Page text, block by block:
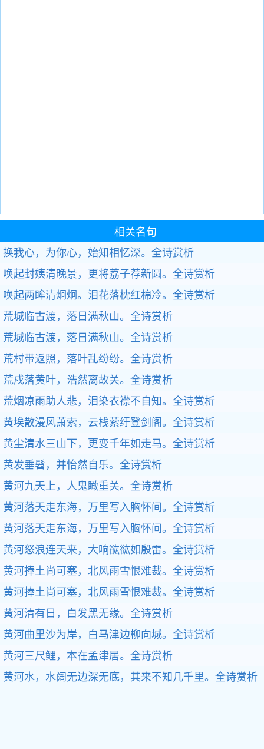
相关名句
换我心，为你心，始知相忆深。 全诗赏析
唤起封姨清晚景，更将荔子荐新圆。 全诗赏析
唤起两眸清炯炯。泪花落枕红棉冷。 全诗赏析
荒城临古渡，落日满秋山。 全诗赏析
荒城临古渡，落日满秋山。 全诗赏析
荒村带返照，落叶乱纷纷。 全诗赏析
荒戍落黄叶，浩然离故关。 全诗赏析
荒烟凉雨助人悲，泪染衣襟不自知。 全诗赏析
黄埃散漫风萧索，云栈萦纡登剑阁。 全诗赏析
黄尘清水三山下，更变千年如走马。 全诗赏析
黄发垂髫，并怡然自乐。 全诗赏析
黄河九天上，人鬼瞰重关。 全诗赏析
黄河落天走东海，万里写入胸怀间。 全诗赏析
黄河落天走东海，万里写入胸怀间。 全诗赏析
黄河怒浪连天来，大响谹谹如殷雷。 全诗赏析
黄河捧土尚可塞，北风雨雪恨难裁。 全诗赏析
黄河捧土尚可塞，北风雨雪恨难裁。 全诗赏析
黄河清有日，白发黑无缘。 全诗赏析
黄河曲里沙为岸，白马津边柳向城。 全诗赏析
黄河三尺鲤，本在孟津居。 全诗赏析
黄河水，水阔无边深无底，其来不知几千里。 全诗赏析